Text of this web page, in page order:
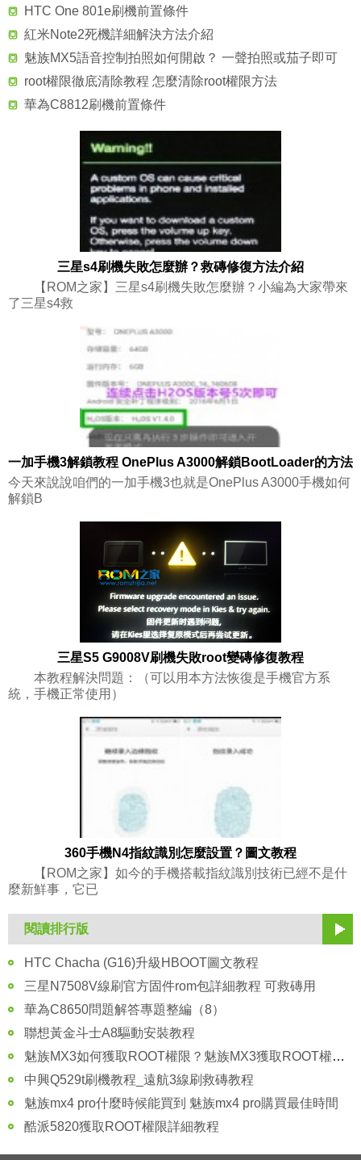
HTC One 801e刷機前置條件
紅米Note2死機詳細解決方法介紹
魅族MX5語音控制拍照如何開啟？ 一聲拍照或茄子即可
root權限徹底清除教程 怎麼清除root權限方法
華為C8812刷機前置條件
三星s4刷機失敗怎麼辦？救磚修復方法介紹
【ROM之家】三星s4刷機失敗怎麼辦？小編為大家帶來
了三星s4救
一加手機3解鎖教程 OnePlus A3000解鎖BootLoader的方法
今天來說說咱們的一加手機3也就是OnePlus A3000手機如何
解鎖B
三星S5 G9008V刷機失敗root變磚修復教程
本教程解決問題：（可以用本方法恢復是手機官方系
統，手機正常使用）
360手機N4指紋識別怎麼設置？圖文教程
【ROM之家】如今的手機搭載指紋識別技術已經不是什
麼新鮮事，它已
閱讀排行版
HTC Chacha (G16)升級HBOOT圖文教程
三星N7508V線刷官方固件rom包詳細教程 可救磚用
華為C8650問題解答專題整編（8）
聯想黃金斗士A8驅動安裝教程
魅族MX3如何獲取ROOT權限？魅族MX3獲取ROOT權限教程
中興Q529t刷機教程_遠航3線刷救磚教程
魅族mx4 pro什麼時候能買到 魅族mx4 pro購買最佳時間
酷派5820獲取ROOT權限詳細教程